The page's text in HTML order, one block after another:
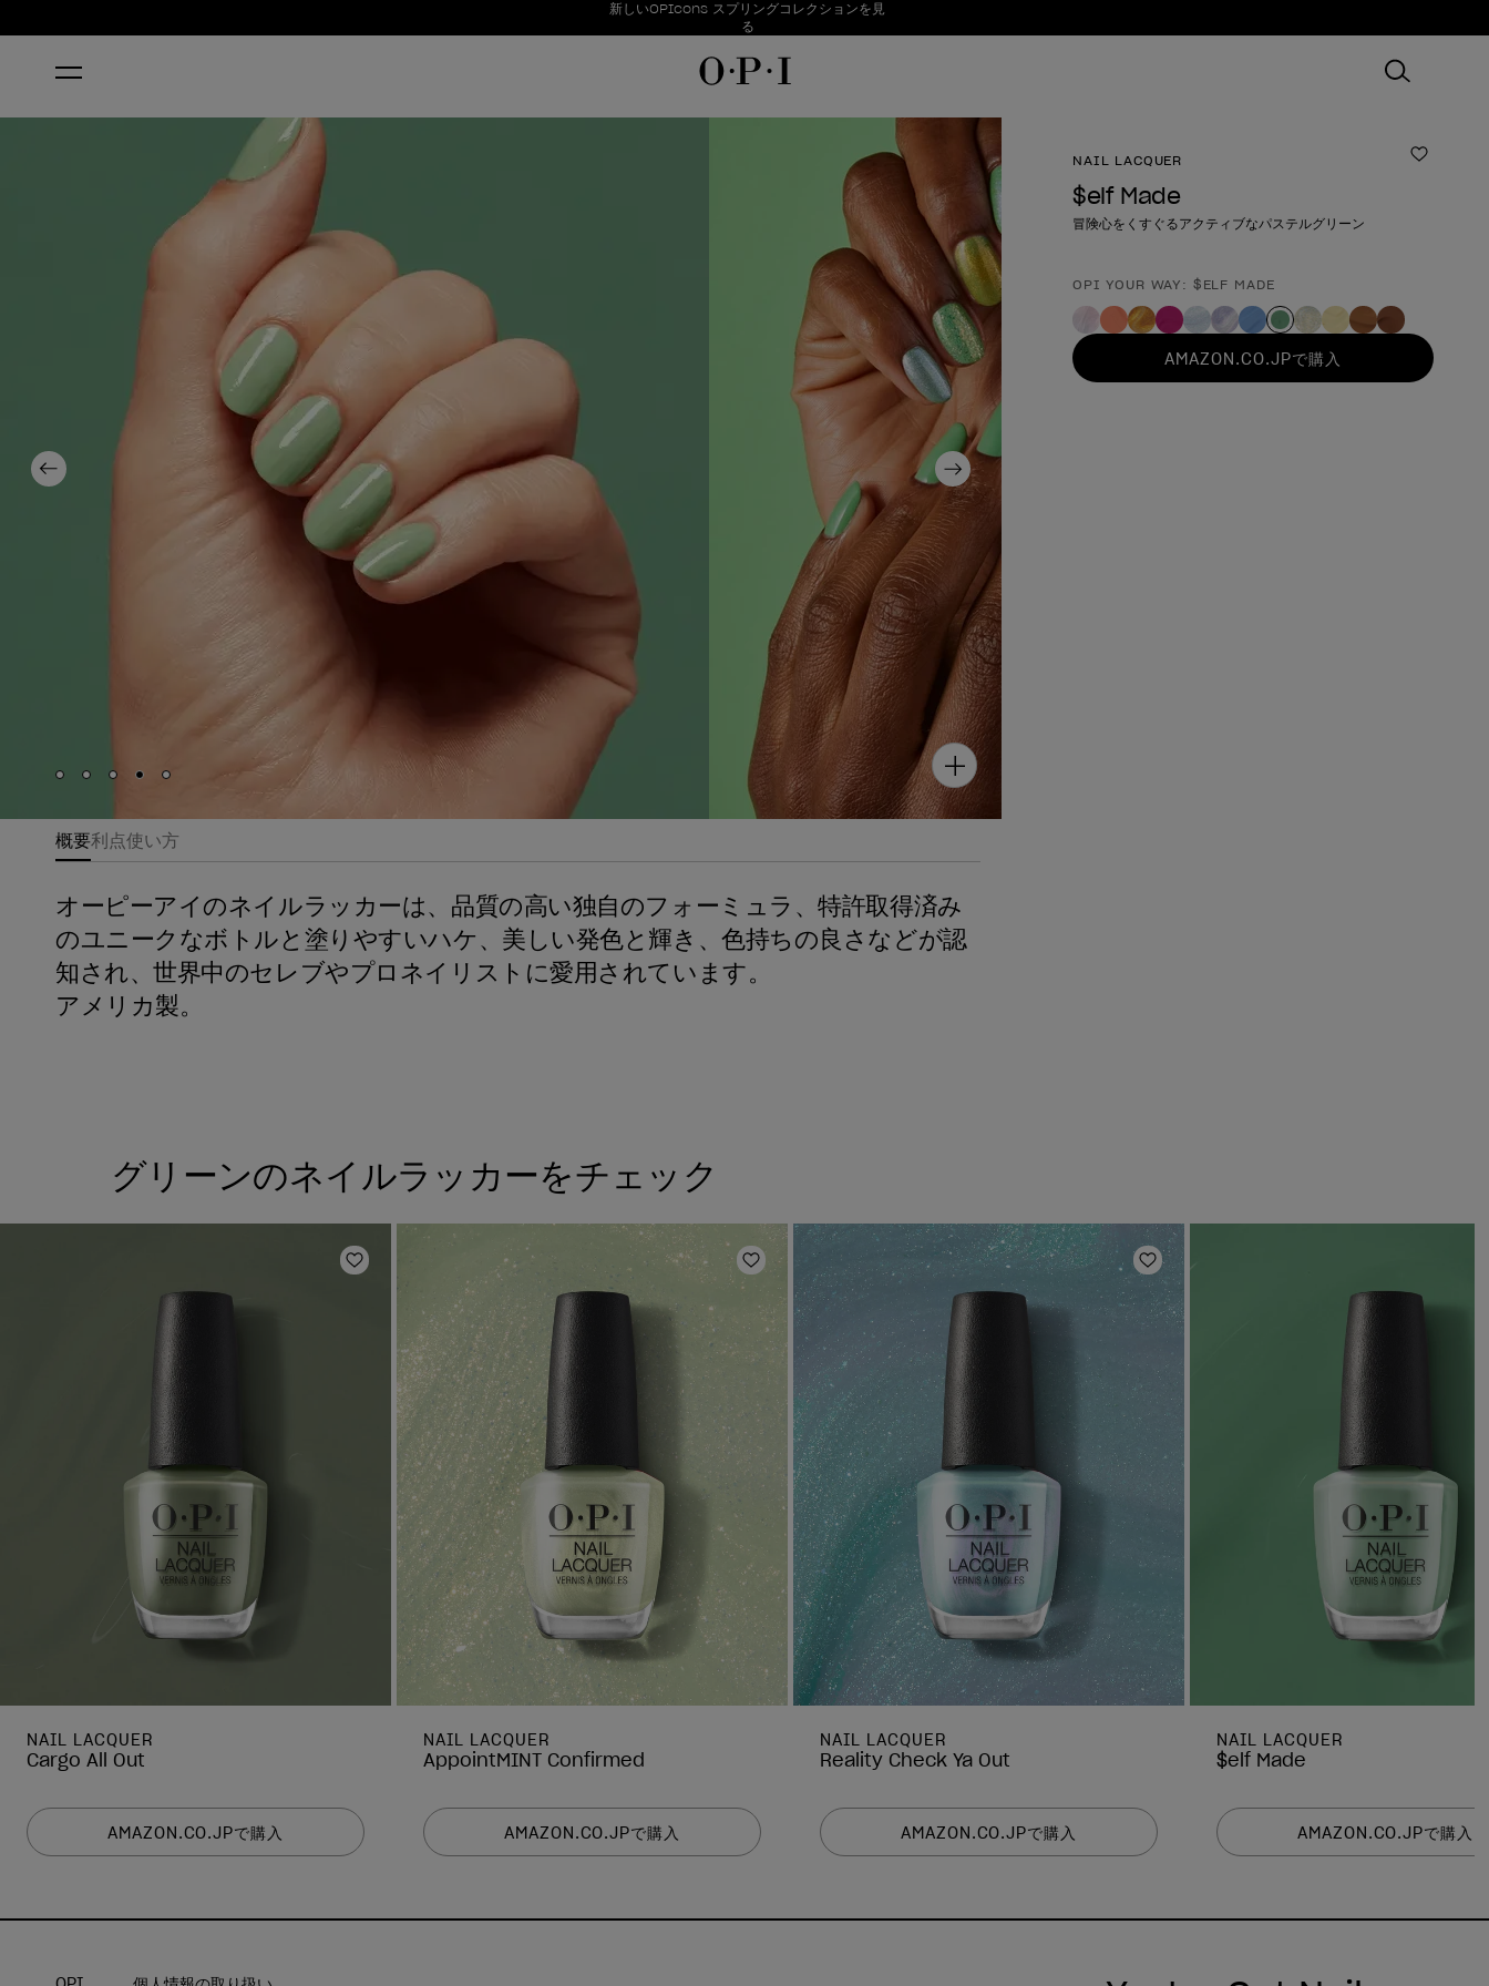
お得情報新しいOPIcons スプリングコレクションを見
る
Item 1 of 1
Previous Next
Skip to slide
Skip to slide
Skip to slide
Skip to slide 4
Skip to slide
NAIL LACQUER ほしい
$elf Made
冒険心をくすぐるアクティブなパステルグリーン
製品形態
OPI YOUR WAY: $ELF MADE
AMAZON.CO.JPで購入
概要利点使い方
オーピーアイのネイルラッカーは、品質の高い独自のフォーミュラ、特許取得済み
のユニークなボトルと塗りやすいハケ、美しい発色と輝き、色持ちの良さなどが認
知され、世界中のセレブやプロネイリストに愛用されています。
アメリカ製。
グリーンのネイルラッカーをチェック
ほしいものリストに追加
NAIL LACQUER
Cargo All Out
AMAZON.CO.JPで購入
ほしいものリストに追加
NAIL LACQUER
AppointMINT Confirmed
AMAZON.CO.JPで購入
ほしいものリストに追加
NAIL LACQUER
Reality Check Ya Out
AMAZON.CO.JPで購入
NAIL LACQUER
$elf Made
AMAZON.CO.JPで購入